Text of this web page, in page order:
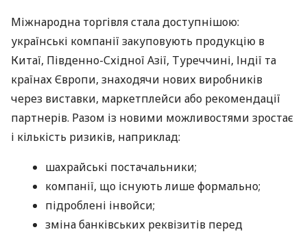
Міжнародна торгівля стала доступнішою:
українські компанії закуповують продукцію в
Китаї, Південно-Східної Азії, Туреччині, Індії та
країнах Європи, знаходячи нових виробників
через виставки, маркетплейси або рекомендації
партнерів. Разом із новими можливостями зростає
і кількість ризиків, наприклад:
шахрайські постачальники;
компанії, що існують лише формально;
підроблені інвойси;
зміна банківських реквізитів перед